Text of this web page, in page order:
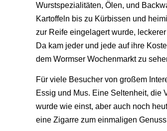
Wurstspezialitäten, Ölen, und
Kartoffeln bis zu Kürbissen und
zur Reife eingelagert wurde,
Da kam jeder und jede auf ihre
dem Wormser Wochenmarkt zu
Für viele Besucher von großem
Essig und Mus. Eine Seltenheit, die
wurde wie einst, aber auch noch
eine Zigarre zum einmaligen